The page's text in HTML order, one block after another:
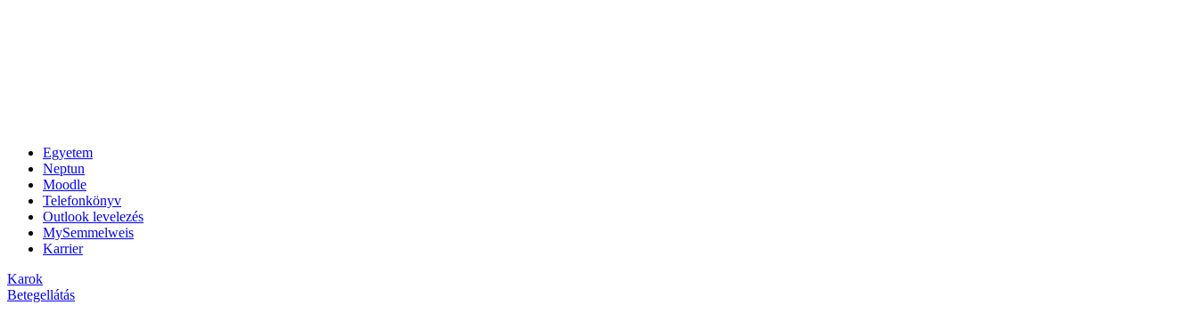
Egyetem
Neptun
Moodle
Telefonkönyv
Outlook levelezés
MySemmelweis
Karrier
Karok
Betegellátás